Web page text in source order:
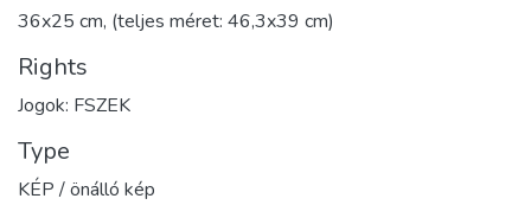
36x25 cm, (teljes méret: 46,3x39 cm)
Rights
Jogok: FSZEK
Type
KÉP / önálló kép